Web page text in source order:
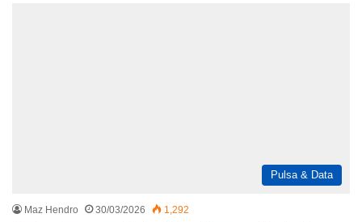
Pulsa & Data
Maz Hendro 30/03/2026 1,292